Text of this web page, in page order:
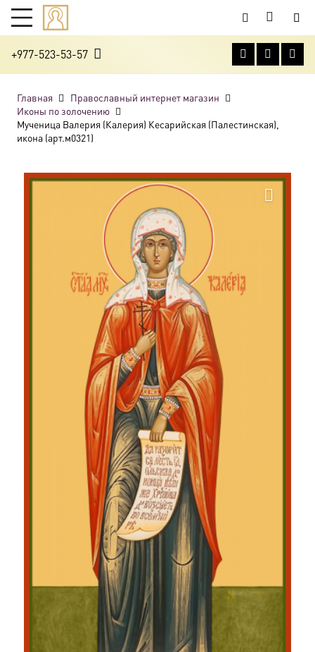
+977-523-53-57
Главная
Православный интернет магазин
Иконы по золочению
Мученица Валерия (Калерия) Кесарийская (Палестинская),
икона (арт.м0321)